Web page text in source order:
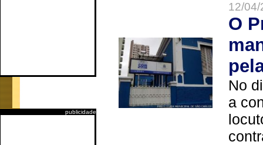
publicidade
12/
O
No
a